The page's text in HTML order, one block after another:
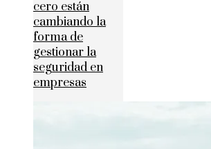
cero están
cambiando la
forma de
gestionar la
seguridad en
empresas